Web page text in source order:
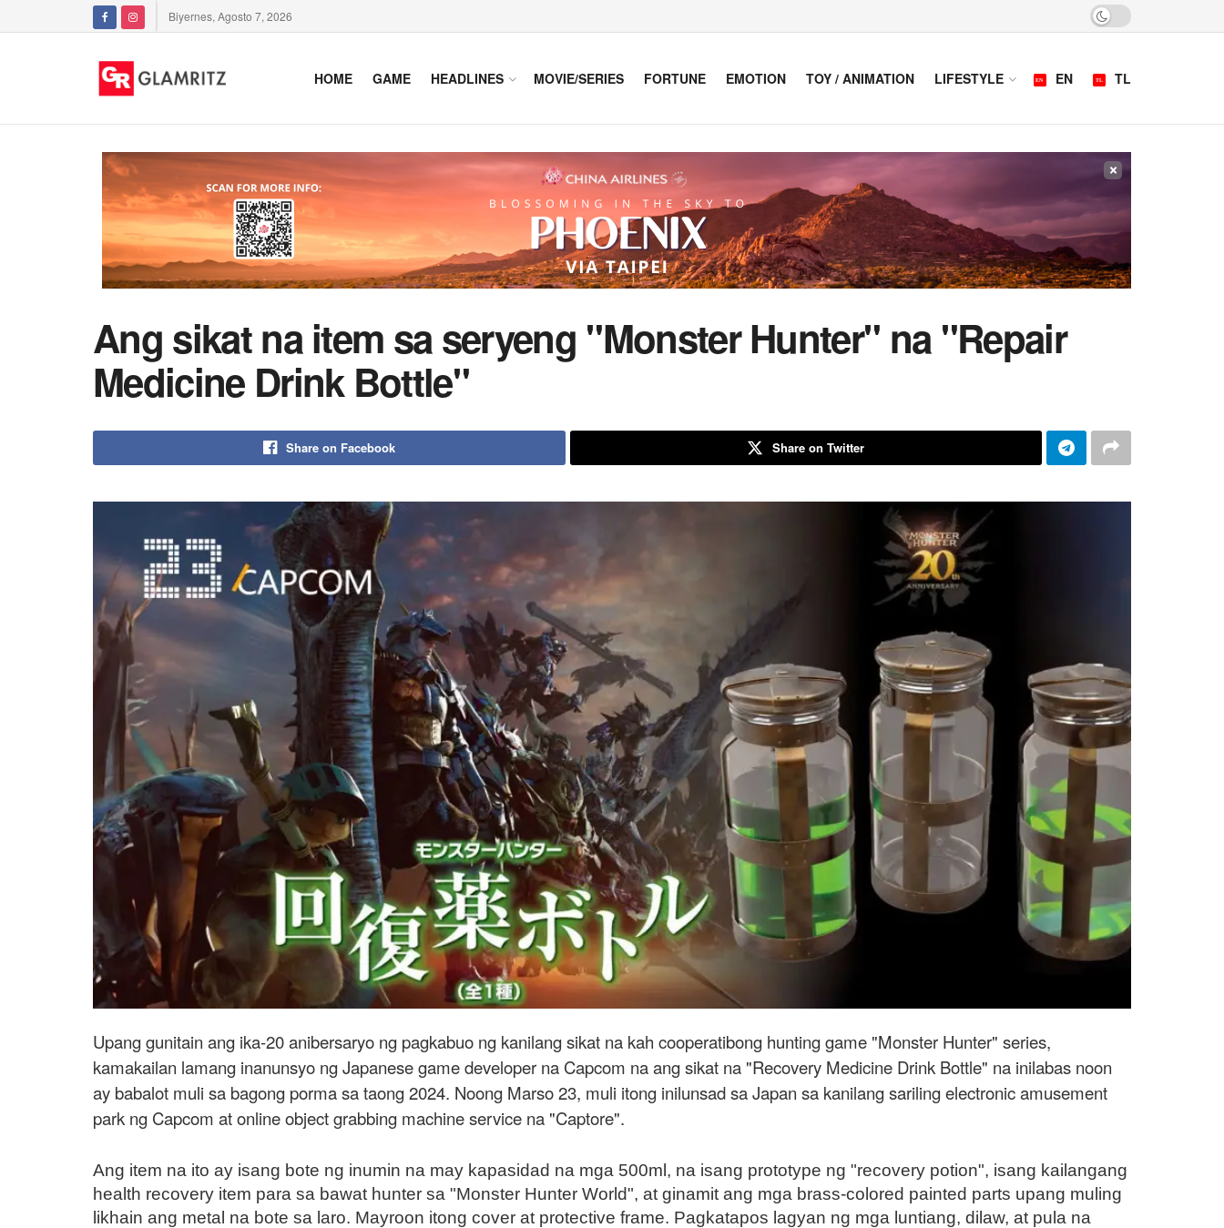
Biyernes, Agosto 7, 2026
HOME GAME HEADLINES MOVIE/SERIES FORTUNE EMOTION TOY / ANIMATION LIFESTYLE EN TL
×
Ang sikat na item sa seryeng "Monster Hunter" na "Repair
Medicine Drink Bottle"
Share on Facebook Share on Twitter
Upang gunitain ang ika-20 anibersaryo ng pagkabuo ng kanilang sikat na kah cooperatibong hunting game "Monster Hunter" series,
kamakailan lamang inanunsyo ng Japanese game developer na Capcom na ang sikat na "Recovery Medicine Drink Bottle" na inilabas noon
ay babalot muli sa bagong porma sa taong 2024. Noong Marso 23, muli itong inilunsad sa Japan sa kanilang sariling electronic amusement
park ng Capcom at online object grabbing machine service na "Captore".
Ang item na ito ay isang bote ng inumin na may kapasidad na mga 500ml, na isang prototype ng "recovery potion", isang kailangang
health recovery item para sa bawat hunter sa "Monster Hunter World", at ginamit ang mga brass-colored painted parts upang muling
likhain ang metal na bote sa laro. Mayroon itong cover at protective frame. Pagkatapos lagyan ng mga luntiang, dilaw, at pula na